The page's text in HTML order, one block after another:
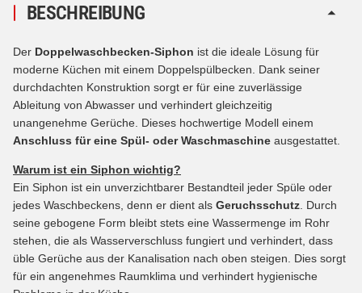
BESCHREIBUNG
Der Doppelwaschbecken-Siphon ist die ideale Lösung für
moderne Küchen mit einem Doppelspülbecken. Dank seiner
durchdachten Konstruktion sorgt er für eine zuverlässige
Ableitung von Abwasser und verhindert gleichzeitig
unangenehme Gerüche. Dieses hochwertige Modell einem
Anschluss für eine Spül- oder Waschmaschine ausgestattet.
Warum ist ein Siphon wichtig?
Ein Siphon ist ein unverzichtbarer Bestandteil jeder Spüle oder
jedes Waschbeckens, denn er dient als Geruchsschutz . Durch
seine gebogene Form bleibt stets eine Wassermenge im Rohr
stehen, die als Wasserverschluss fungiert und verhindert, dass
üble Gerüche aus der Kanalisation nach oben steigen. Dies sorgt
für ein angenehmes Raumklima und verhindert hygienische